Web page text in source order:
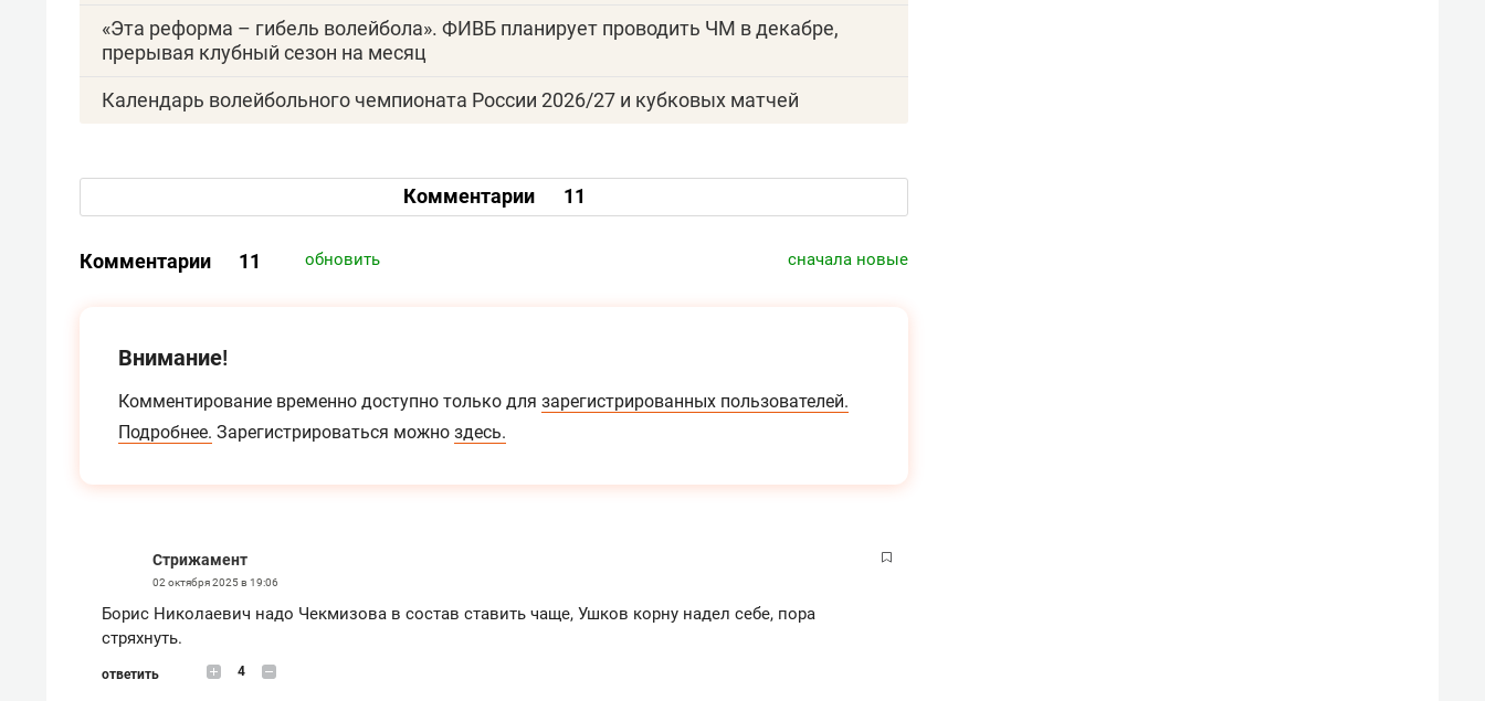
«Эта реформа – гибель волейбола». ФИВБ планирует проводить ЧМ в декабре,
прерывая клубный сезон на месяц
Календарь волейбольного чемпионата России 2026/27 и кубковых матчей
Комментарии 11
Комментарии 11 обновить сначала новые
Внимание!
Комментирование временно доступно только для зарегистрированных пользователей.
Подробнее. Зарегистрироваться можно здесь.
Стрижамент
02 октября 2025 в 19:06
Борис Николаевич надо Чекмизова в состав ставить чаще, Ушков корну надел себе, пора
стряхнуть.
ответить 4